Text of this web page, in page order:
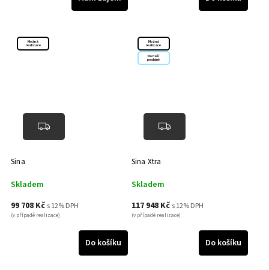
Možná
realizace
Sina
Skladem
99 708 Kč s 12% DPH
(v případě realizace)
Do košíku
Možná
realizace
Na naší
prodejně
Sina Xtra
Skladem
117 948 Kč s 12% DPH
(v případě realizace)
Do košíku